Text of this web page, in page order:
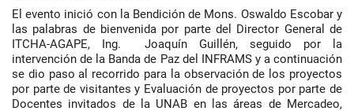
El evento inició con la Bendición de Mons. Oswaldo Escobar y
las palabras de bienvenida por parte del Director General de
ITCHA-AGAPE, Ing. Joaquín Guillén, seguido por la
intervención de la Banda de Paz del INFRAMS y a continuación
se dio paso al recorrido para la observación de los proyectos
por parte de visitantes y Evaluación de proyectos por parte de
Docentes invitados de la UNAB en las áreas de Mercadeo,